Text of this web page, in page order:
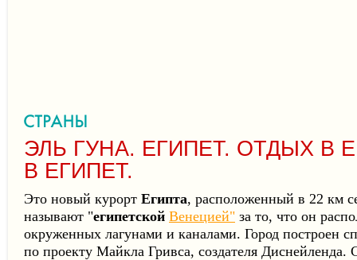
ЭЛЬ ГУНА. ЕГИПЕТ. ОТДЫХ В
В ЕГИПЕТ.
Это новый курорт Египта, расположенный в 22 км
на­зывают "египетской Венецией" за то, что он
окру­женных лагунами и каналами. Город построен
по проекту Майкла Гривса, создателя Диснейленда.